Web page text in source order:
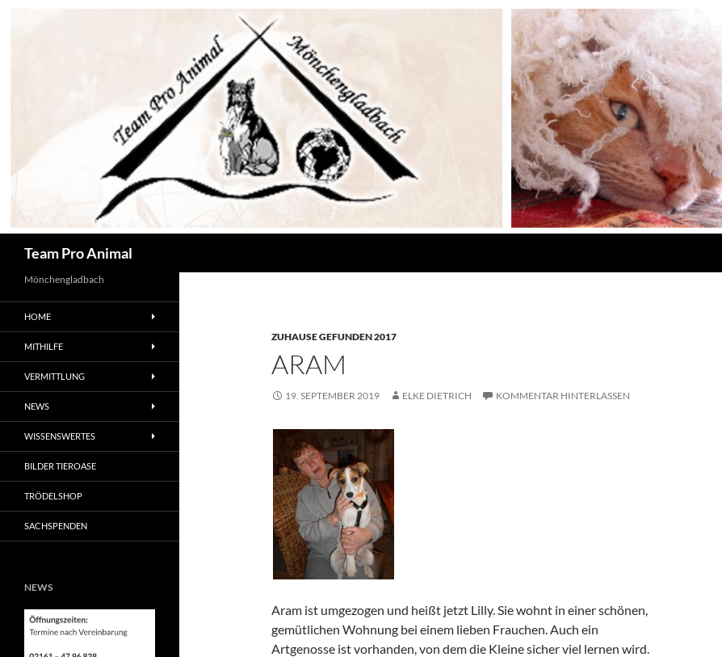
Team Pro Animal
ZUHAUSE GEFUNDEN 2017
ARAM
19. SEPTEMBER 2019 ELKE DIETRICH KOMMENTAR HINTERLASSEN
Aram ist umgezogen und heißt jetzt Lilly. Sie wohnt in einer schönen,
gemütlichen Wohnung bei einem lieben Frauchen. Auch ein
Artgenosse ist vorhanden, von dem die Kleine sicher viel lernen wird.
Mönchengladbach
HOME
MITHILFE
VERMITTLUNG
NEWS
WISSENSWERTES
BILDER TIEROASE
TRÖDELSHOP
SACHSPENDEN
NEWS